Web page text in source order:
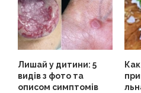
Лишай у дитини: 5
видів з фото та
описом симптомів